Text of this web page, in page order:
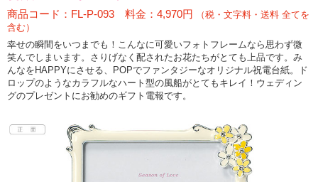
商品コード：FL-P-093 料金：4,970円
（税・文字料・送料 全てを
含む）
幸せの瞬間をいつまでも！こんなに可愛いフォトフレームなら思わず微
笑んでしまいます。さりげなく配されたお花たちがとても上品です。み
んなをHAPPYにさせる、POPでファンタジーなオリジナル祝電台紙。ド
ロップのようなカラフルなハート型の風船がとてもキレイ！ウェディン
グのプレゼントにお勧めのギフト電報です。